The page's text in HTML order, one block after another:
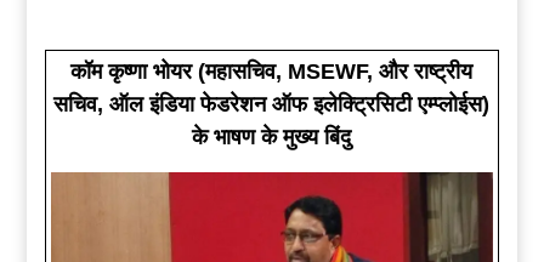
कॉम कृष्णा भोयर (महासचिव, MSEWF, और राष्ट्रीय
सचिव, ऑल इंडिया फेडरेशन ऑफ इलेक्ट्रिसिटी एम्प्लोईस)
के भाषण के मुख्य बिंदु